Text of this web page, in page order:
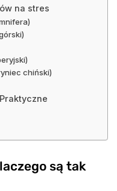
na stres
chiński)
są tak